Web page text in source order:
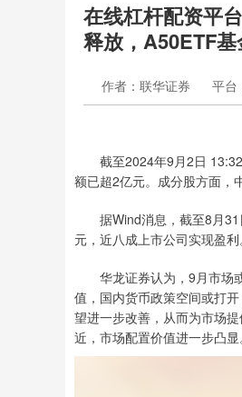
在线杠杆配资平
释放，A50ETF
作者：联华证券 平台
截至2024年9月2日 13:32
额已超2亿元。成分股方面，
据Wind消息，截至8月31
元，近八成上市公司实现盈
华龙证券认为，9月市场或
值，国内货币政策空间或打
望进一步改善，从而为市场
近，市场配置价值进一步凸显